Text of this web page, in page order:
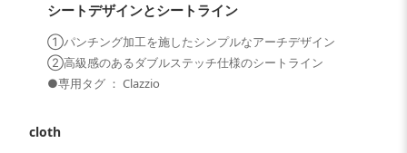
シートデザインとシートライン
①パンチング加工を施したシンプルなアーチデザイン
②高級感のあるダブルステッチ仕様のシートライン
●専用タグ ： Clazzio
cloth